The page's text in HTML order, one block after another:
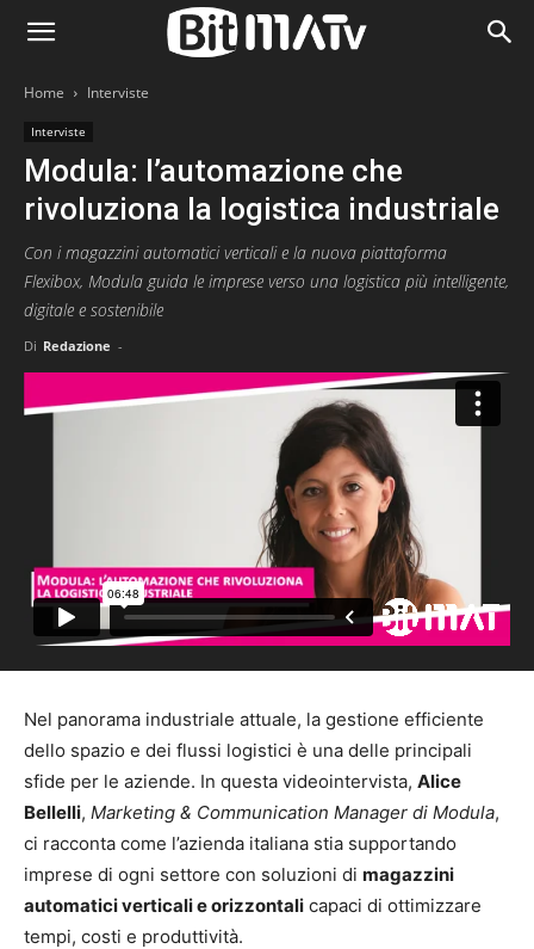
Home Interviste
Interviste
Modula: l’automazione che
rivoluziona la logistica industriale
Con i magazzini automatici verticali e la nuova piattaforma
Flexibox, Modula guida le imprese verso una logistica più intelligente,
digitale e sostenibile
Di Redazione -
Nel panorama industriale attuale, la gestione efficiente
dello spazio e dei flussi logistici è una delle principali
sfide per le aziende. In questa videointervista, Alice
Bellelli, Marketing & Communication Manager di Modula,
ci racconta come l’azienda italiana stia supportando
imprese di ogni settore con soluzioni di magazzini
automatici verticali e orizzontali capaci di ottimizzare
tempi, costi e produttività.